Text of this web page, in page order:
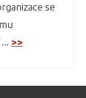
se
>>